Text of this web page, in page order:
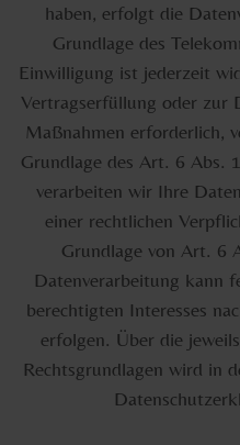
haben, erfolgt die
Grundlage des
Einwilligung ist jederzeit
Vertragserfüllung oder zur
Maßnahmen erforderlich,
Grundlage des Art. 6 Abs.
verarbeiten wir Ihre
einer rechtlichen
Grundlage von Art. 6
Datenverarbeitung kann
berechtigten Interesses
erfolgen. Über die
Rechtsgrundlagen wird in